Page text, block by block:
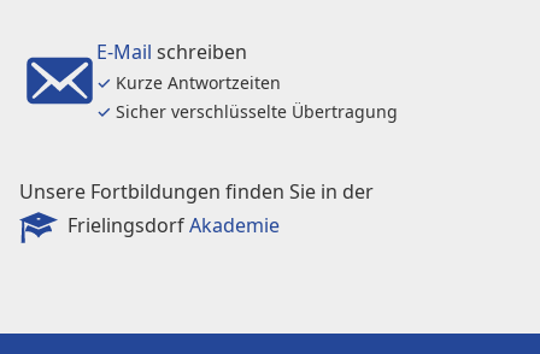
E-Mail schreiben
✓ Kurze Antwortzeiten
✓ Sicher verschlüsselte Übertragung
Unsere Fortbildungen finden Sie in der
FrielingsdorfAkademie